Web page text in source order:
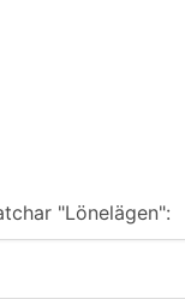
"Lönelägen":